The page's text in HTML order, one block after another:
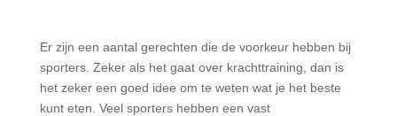
Er zijn een aantal gerechten die de voorkeur hebben bij
sporters. Zeker als het gaat over krachttraining, dan is
het zeker een goed idee om te weten wat je het beste
kunt eten. Veel sporters hebben een vast